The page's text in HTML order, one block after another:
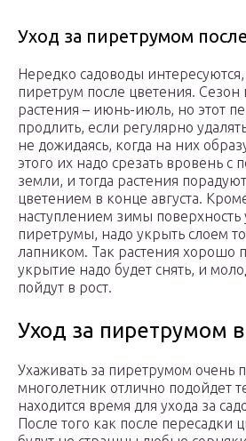
Уход за пиретрумом
Нередко садоводы интересуются,
пиретрум после цветения. Сезон
растения – июнь-июль, но этот
продлить, если регулярно
не дожидаясь, когда на них
этого их надо срезать вровень с
земли, и тогда растения
цветением в конце августа.
наступлением зимы поверхность
пиретрумы, надо укрыть слоем
лапником. Так растения хорошо
укрытие надо будет снять, и
пойдут в рост.
Уход за пиретрумом
Ухаживать за пиретрумом очень
многолетник отлично подойдет
находится время для ухода за
После того как после пересадки